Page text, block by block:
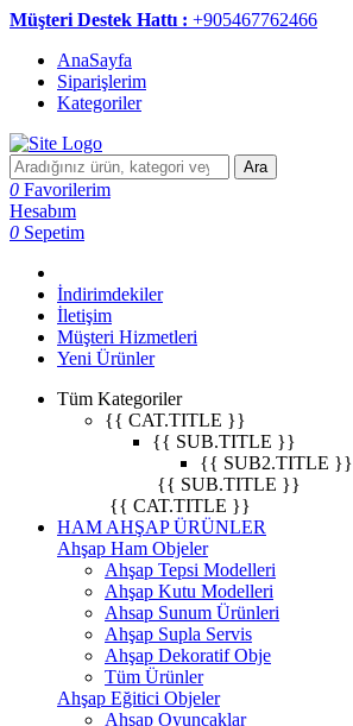
Müşteri Destek Hattı : +905467762466
AnaSayfa
Siparişlerim
Kategoriler
Ara
0 Favorilerim
Hesabım
0 Sepetim
İndirimdekiler
İletişim
Müşteri Hizmetleri
Yeni Ürünler
Tüm Kategoriler
{{ CAT.TITLE }}
{{ SUB.TITLE }}
{{ SUB2.TITLE }}
{{ SUB.TITLE }}
{{ CAT.TITLE }}
HAM AHŞAP ÜRÜNLER
Ahşap Ham Objeler
Ahşap Tepsi Modelleri
Ahşap Kutu Modelleri
Ahsap Sunum Ürünleri
Ahşap Supla Servis
Ahşap Dekoratif Obje
Tüm Ürünler
Ahşap Eğitici Objeler
Ahşap Oyuncaklar